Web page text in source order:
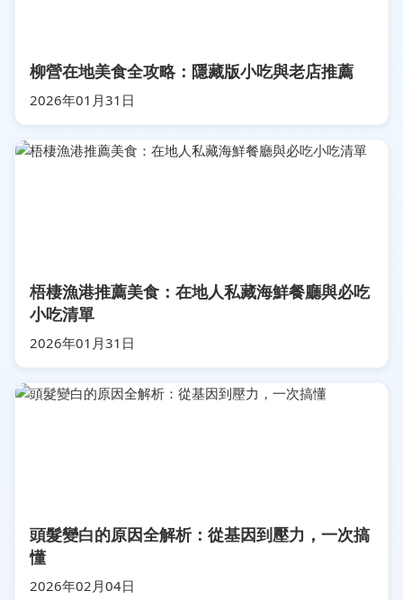
柳營在地美食全攻略：隱藏版小吃與老店推薦
2026年01月31日
梧棲漁港推薦美食：在地人私藏海鮮餐廳與必吃
小吃清單
2026年01月31日
頭髮變白的原因全解析：從基因到壓力，一次搞
懂
2026年02月04日